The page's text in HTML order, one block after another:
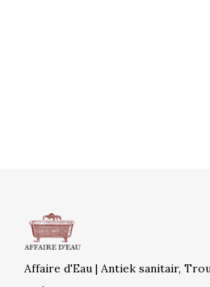
Affaire d'Eau | Antiek sanitair,